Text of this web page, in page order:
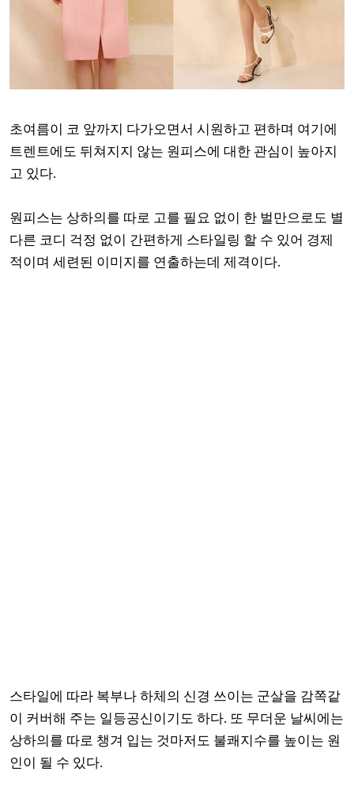
초여름이 코 앞까지 다가오면서 시원하고 편하며 여기에
트렌트에도 뒤쳐지지 않는 원피스에 대한 관심이 높아지
고 있다.
원피스는 상하의를 따로 고를 필요 없이 한 벌만으로도 별
다른 코디 걱정 없이 간편하게 스타일링 할 수 있어 경제
적이며 세련된 이미지를 연출하는데 제격이다.
스타일에 따라 복부나 하체의 신경 쓰이는 군살을 감쪽같
이 커버해 주는 일등공신이기도 하다. 또 무더운 날씨에는
상하의를 따로 챙겨 입는 것마저도 불쾌지수를 높이는 원
인이 될 수 있다.